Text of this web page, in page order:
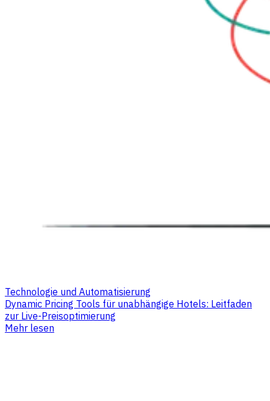
Technologie und Automatisierung
Dynamic Pricing Tools für unabhängige Hotels: Leitfaden
zur Live-Preisoptimierung
Mehr lesen